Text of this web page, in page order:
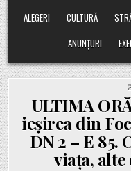
ALEGERI
CULTURĂ
ANUNȚURI
ULTIMA
ieșirea din
DN 2 – E 85.
viața,